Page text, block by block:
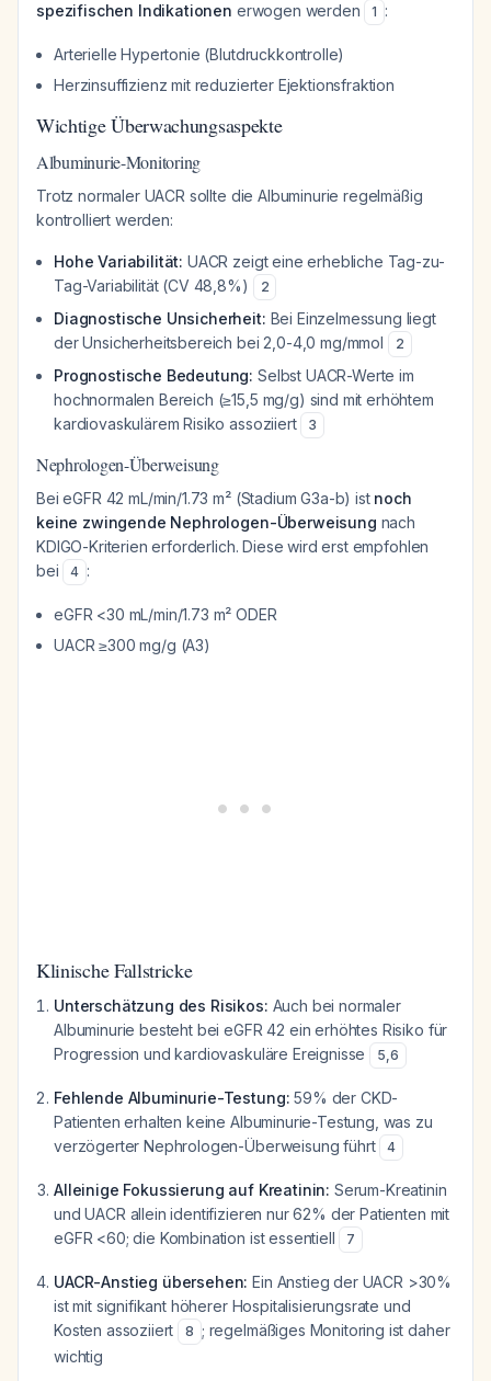
spezifischen Indikationen erwogen werden 1 :
Arterielle Hypertonie (Blutdruckkontrolle)
Herzinsuffizienz mit reduzierter Ejektionsfraktion
Wichtige Überwachungsaspekte
Albuminurie-Monitoring
Trotz normaler UACR sollte die Albuminurie regelmäßig
kontrolliert werden:
Hohe Variabilität: UACR zeigt eine erhebliche Tag-zu-
Tag-Variabilität (CV 48,8%)
2
Diagnostische Unsicherheit: Bei Einzelmessung liegt
der Unsicherheitsbereich bei 2,0-4,0 mg/mmol
2
Prognostische Bedeutung: Selbst UACR-Werte im
hochnormalen Bereich (≥15,5 mg/g) sind mit erhöhtem
kardiovaskulärem Risiko assoziiert
3
Nephrologen-Überweisung
Bei eGFR 42 mL/min/1.73 m² (Stadium G3a-b) ist noch
keine zwingende Nephrologen-Überweisung nach
KDIGO-Kriterien erforderlich. Diese wird erst empfohlen
bei
4 :
eGFR <30 mL/min/1.73 m² ODER
UACR ≥300 mg/g (A3)
Klinische Fallstricke
Unterschätzung des Risikos: Auch bei normaler
Albuminurie besteht bei eGFR 42 ein erhöhtes Risiko für
Progression und kardiovaskuläre Ereignisse
5,6
Fehlende Albuminurie-Testung: 59% der CKD-
Patienten erhalten keine Albuminurie-Testung, was zu
verzögerter Nephrologen-Überweisung führt
4
Alleinige Fokussierung auf Kreatinin: Serum-Kreatinin
und UACR allein identifizieren nur 62% der Patienten mit
eGFR <60; die Kombination ist essentiell
7
UACR-Anstieg übersehen: Ein Anstieg der UACR >30%
ist mit signifikant höherer Hospitalisierungsrate und
Kosten assoziiert
8 ; regelmäßiges Monitoring ist daher
wichtig